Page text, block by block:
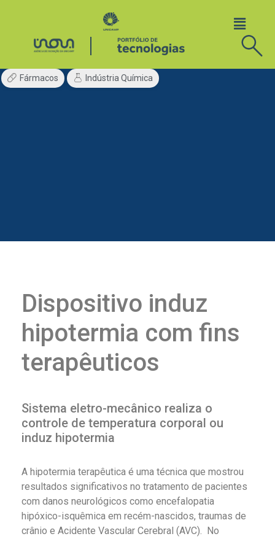
Fármacos Indústria Química
Dispositivo induz
hipotermia com fins
terapêuticos
Sistema eletro-mecânico realiza o
controle de temperatura corporal ou
induz hipotermia
A hipotermia terapêutica é uma técnica que mostrou
resultados significativos no tratamento de pacientes
com danos neurológicos como encefalopatia
hipóxico-isquêmica em recém-nascidos, traumas de
crânio e Acidente Vascular Cerebral (AVC).
No